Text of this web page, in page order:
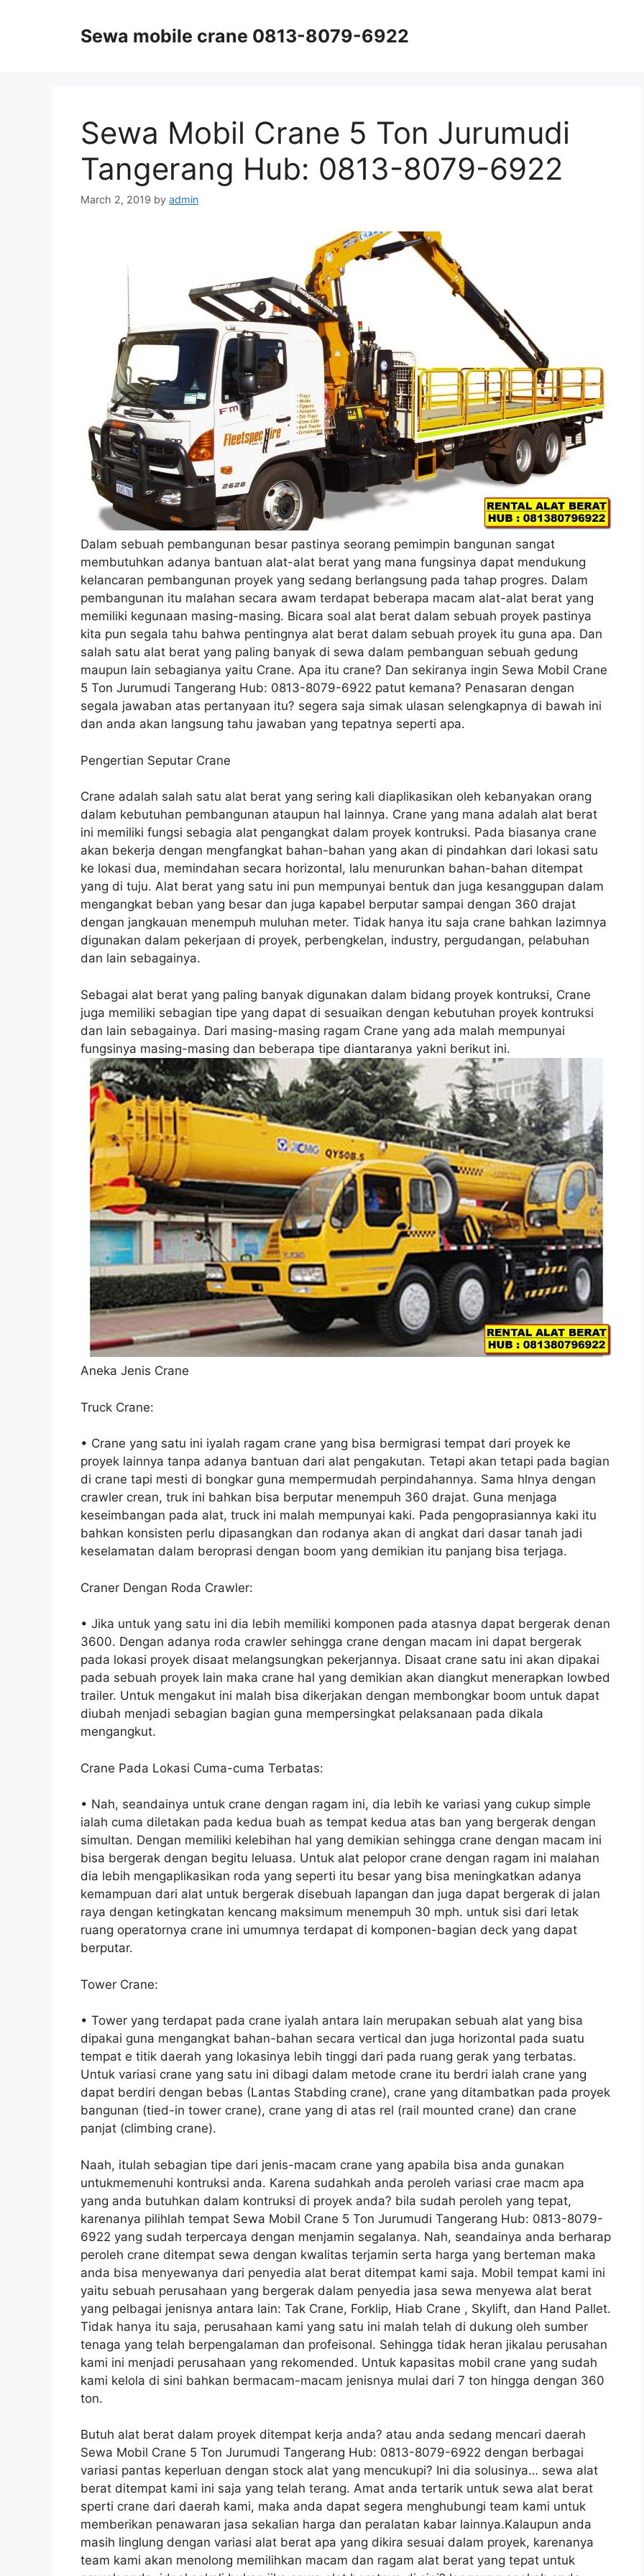
Sewa mobile crane 0813-8079-6922
Sewa Mobil Crane 5 Ton Jurumudi
Tangerang Hub: 0813-8079-6922
March 2, 2019 by admin
Dalam sebuah pembangunan besar pastinya seorang pemimpin bangunan sangat
membutuhkan adanya bantuan alat-alat berat yang mana fungsinya dapat mendukung
kelancaran pembangunan proyek yang sedang berlangsung pada tahap progres. Dalam
pembangunan itu malahan secara awam terdapat beberapa macam alat-alat berat yang
memiliki kegunaan masing-masing. Bicara soal alat berat dalam sebuah proyek pastinya
kita pun segala tahu bahwa pentingnya alat berat dalam sebuah proyek itu guna apa. Dan
salah satu alat berat yang paling banyak di sewa dalam pembanguan sebuah gedung
maupun lain sebagianya yaitu Crane. Apa itu crane? Dan sekiranya ingin Sewa Mobil Crane
5 Ton Jurumudi Tangerang Hub: 0813-8079-6922 patut kemana? Penasaran dengan
segala jawaban atas pertanyaan itu? segera saja simak ulasan selengkapnya di bawah ini
dan anda akan langsung tahu jawaban yang tepatnya seperti apa.
Pengertian Seputar Crane
Crane adalah salah satu alat berat yang sering kali diaplikasikan oleh kebanyakan orang
dalam kebutuhan pembangunan ataupun hal lainnya. Crane yang mana adalah alat berat
ini memiliki fungsi sebagia alat pengangkat dalam proyek kontruksi. Pada biasanya crane
akan bekerja dengan mengfangkat bahan-bahan yang akan di pindahkan dari lokasi satu
ke lokasi dua, memindahan secara horizontal, lalu menurunkan bahan-bahan ditempat
yang di tuju. Alat berat yang satu ini pun mempunyai bentuk dan juga kesanggupan dalam
mengangkat beban yang besar dan juga kapabel berputar sampai dengan 360 drajat
dengan jangkauan menempuh muluhan meter. Tidak hanya itu saja crane bahkan lazimnya
digunakan dalam pekerjaan di proyek, perbengkelan, industry, pergudangan, pelabuhan
dan lain sebagainya.
Sebagai alat berat yang paling banyak digunakan dalam bidang proyek kontruksi, Crane
juga memiliki sebagian tipe yang dapat di sesuaikan dengan kebutuhan proyek kontruksi
dan lain sebagainya. Dari masing-masing ragam Crane yang ada malah mempunyai
fungsinya masing-masing dan beberapa tipe diantaranya yakni berikut ini.
Aneka Jenis Crane
Truck Crane:
• Crane yang satu ini iyalah ragam crane yang bisa bermigrasi tempat dari proyek ke
proyek lainnya tanpa adanya bantuan dari alat pengakutan. Tetapi akan tetapi pada bagian
di crane tapi mesti di bongkar guna mempermudah perpindahannya. Sama hlnya dengan
crawler crean, truk ini bahkan bisa berputar menempuh 360 drajat. Guna menjaga
keseimbangan pada alat, truck ini malah mempunyai kaki. Pada pengoprasiannya kaki itu
bahkan konsisten perlu dipasangkan dan rodanya akan di angkat dari dasar tanah jadi
keselamatan dalam beroprasi dengan boom yang demikian itu panjang bisa terjaga.
Craner Dengan Roda Crawler:
• Jika untuk yang satu ini dia lebih memiliki komponen pada atasnya dapat bergerak denan
3600. Dengan adanya roda crawler sehingga crane dengan macam ini dapat bergerak
pada lokasi proyek disaat melangsungkan pekerjannya. Disaat crane satu ini akan dipakai
pada sebuah proyek lain maka crane hal yang demikian akan diangkut menerapkan lowbed
trailer. Untuk mengakut ini malah bisa dikerjakan dengan membongkar boom untuk dapat
diubah menjadi sebagian bagian guna mempersingkat pelaksanaan pada dikala
mengangkut.
Crane Pada Lokasi Cuma-cuma Terbatas:
• Nah, seandainya untuk crane dengan ragam ini, dia lebih ke variasi yang cukup simple
ialah cuma diletakan pada kedua buah as tempat kedua atas ban yang bergerak dengan
simultan. Dengan memiliki kelebihan hal yang demikian sehingga crane dengan macam ini
bisa bergerak dengan begitu leluasa. Untuk alat pelopor crane dengan ragam ini malahan
dia lebih mengaplikasikan roda yang seperti itu besar yang bisa meningkatkan adanya
kemampuan dari alat untuk bergerak disebuah lapangan dan juga dapat bergerak di jalan
raya dengan ketingkatan kencang maksimum menempuh 30 mph. untuk sisi dari letak
ruang operatornya crane ini umumnya terdapat di komponen-bagian deck yang dapat
berputar.
Tower Crane:
• Tower yang terdapat pada crane iyalah antara lain merupakan sebuah alat yang bisa
dipakai guna mengangkat bahan-bahan secara vertical dan juga horizontal pada suatu
tempat e titik daerah yang lokasinya lebih tinggi dari pada ruang gerak yang terbatas.
Untuk variasi crane yang satu ini dibagi dalam metode crane itu berdri ialah crane yang
dapat berdiri dengan bebas (Lantas Stabding crane), crane yang ditambatkan pada proyek
bangunan (tied-in tower crane), crane yang di atas rel (rail mounted crane) dan crane
panjat (climbing crane).
Naah, itulah sebagian tipe dari jenis-macam crane yang apabila bisa anda gunakan
untukmemenuhi kontruksi anda. Karena sudahkah anda peroleh variasi crae macm apa
yang anda butuhkan dalam kontruksi di proyek anda? bila sudah peroleh yang tepat,
karenanya pilihlah tempat Sewa Mobil Crane 5 Ton Jurumudi Tangerang Hub: 0813-8079-
6922 yang sudah terpercaya dengan menjamin segalanya. Nah, seandainya anda berharap
peroleh crane ditempat sewa dengan kwalitas terjamin serta harga yang berteman maka
anda bisa menyewanya dari penyedia alat berat ditempat kami saja. Mobil tempat kami ini
yaitu sebuah perusahaan yang bergerak dalam penyedia jasa sewa menyewa alat berat
yang pelbagai jenisnya antara lain: Tak Crane, Forklip, Hiab Crane , Skylift, dan Hand Pallet.
Tidak hanya itu saja, perusahaan kami yang satu ini malah telah di dukung oleh sumber
tenaga yang telah berpengalaman dan profeisonal. Sehingga tidak heran jikalau perusahan
kami ini menjadi perusahaan yang rekomended. Untuk kapasitas mobil crane yang sudah
kami kelola di sini bahkan bermacam-macam jenisnya mulai dari 7 ton hingga dengan 360
ton.
Butuh alat berat dalam proyek ditempat kerja anda? atau anda sedang mencari daerah
Sewa Mobil Crane 5 Ton Jurumudi Tangerang Hub: 0813-8079-6922 dengan berbagai
variasi pantas keperluan dengan stock alat yang mencukupi? Ini dia solusinya… sewa alat
berat ditempat kami ini saja yang telah terang. Amat anda tertarik untuk sewa alat berat
sperti crane dari daerah kami, maka anda dapat segera menghubungi team kami untuk
memberikan penawaran jasa sekalian harga dan peralatan kabar lainnya.Kalaupun anda
masih linglung dengan variasi alat berat apa yang dikira sesuai dalam proyek, karenanya
team kami akan menolong memilihkan macam dan ragam alat berat yang tepat untuk